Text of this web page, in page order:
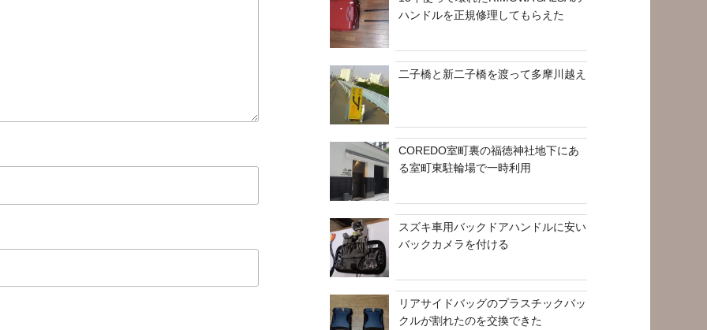
ハンドルを正規修理してもらえた
二子橋と新二子橋を渡って多摩川越え
COREDO室町裏の福徳神社地下にあ
る室町東駐輪場で一時利用
スズキ車用バックドアハンドルに安い
バックカメラを付ける
リアサイドバッグのプラスチックバッ
クルが割れたのを交換できた